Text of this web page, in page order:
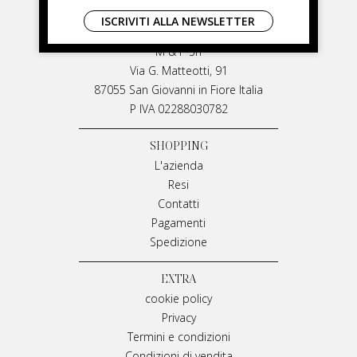
LIVIANA MIRARCHI
M & P Srl
Via G. Matteotti, 91
87055 San Giovanni in Fiore Italia
P IVA 02288030782
SHOPPING
L'azienda
Resi
Contatti
Pagamenti
Spedizione
EXTRA
cookie policy
Privacy
Termini e condizioni
ISCRIVITI ALLA NEWSLETTER